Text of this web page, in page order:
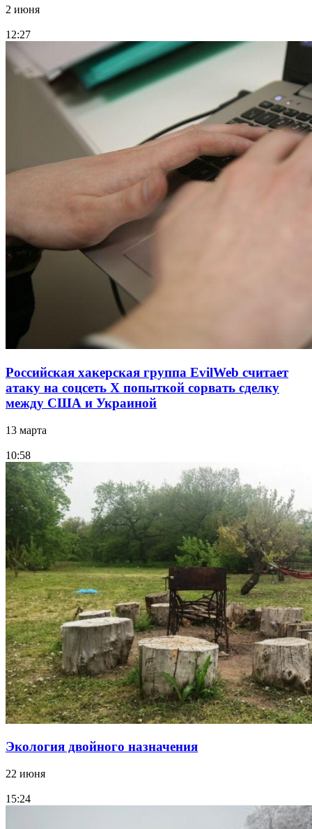
2 июня
12:27
Российская хакерская группа EvilWeb считает
атаку на соцсеть Х попыткой сорвать сделку
между США и Украиной
13 марта
10:58
Экология двойного назначения
22 июня
15:24